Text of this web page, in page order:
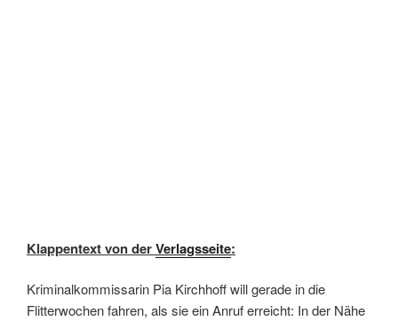
Klappentext von derVerlagsseite:
Kriminalkommissarin Pia Kirchhoff will gerade in die
Flitterwochen fahren, als sie ein Anruf erreicht: In der Nähe